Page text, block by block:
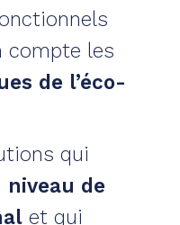
compte les
de l’éco-
qui
niveau de
et qui